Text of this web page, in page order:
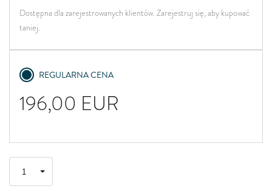
Dostępna dla zarejestrowanych klientów. Zarejestruj się, aby kupować
taniej.
REGULARNA CENA
196,00 EUR